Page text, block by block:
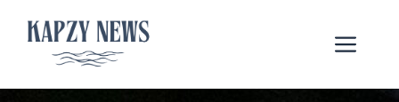
contenu